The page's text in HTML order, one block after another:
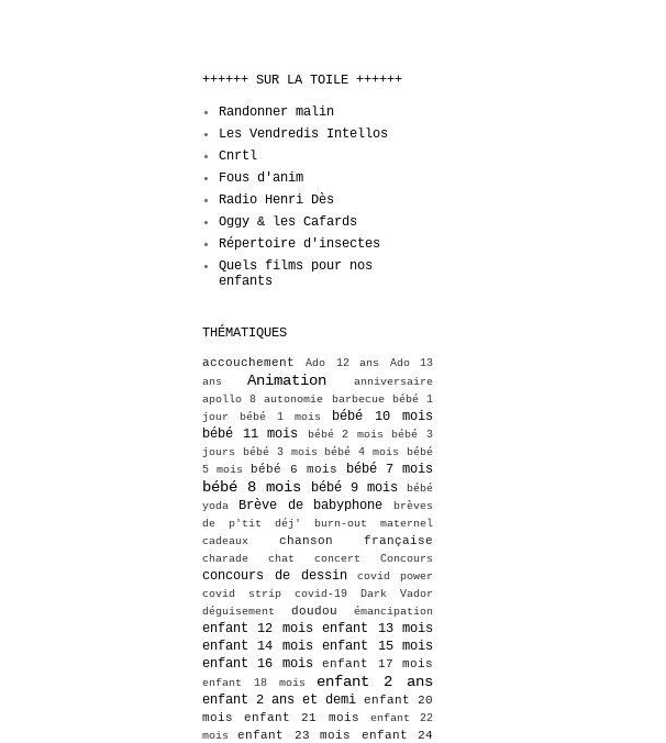
++++++ SUR LA TOILE ++++++
Randonner malin
Les Vendredis Intellos
Cnrtl
Fous d'anim
Radio Henri Dès
Oggy & les Cafards
Répertoire d'insectes
Quels films pour nos
enfants
THÉMATIQUES
accouchement Ado 12 ans
Ado 13
ans
Animation
anniversaire
apollo 8
autonomie barbecue
bébé 1
jour
bébé 1 mois
bébé 10 mois
bébé 11 mois
bébé 2 mois
bébé 3
jours
bébé 3 mois bébé 4 mois
bébé
5 mois
bébé 6 mois bébé 7 mois
bébé 8 mois bébé 9 mois
bébé
yoda
Brève de babyphone
brèves
de p'tit déj'
burn-out maternel
cadeaux
chanson française
charade chat concert Concours
concours de dessin
covid power
covid strip
covid-19
Dark Vador
déguisement
doudou émancipation
enfant 12 mois
enfant 13 mois
enfant 14 mois
enfant 15 mois
enfant 16 mois
enfant 17 mois
enfant 18 mois enfant 2 ans
enfant 2 ans et demi enfant 20
mois
enfant 21 mois
enfant 22
mois
enfant 23 mois
enfant 24